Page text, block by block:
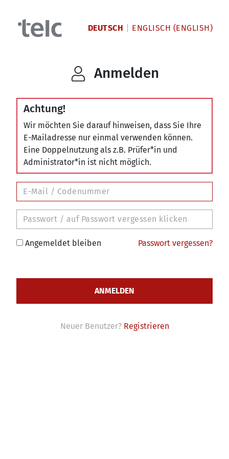
DEUTSCH ENGLISCH (ENGLISH)
Anmelden
Achtung!
Wir möchten Sie darauf hinweisen, dass Sie Ihre
E-Mailadresse nur einmal verwenden können.
Eine Doppelnutzung als z.B. Prüfer*in und
Administrator*in ist nicht möglich.
Angemeldet bleiben Passwort vergessen?
Neuer Benutzer? Registrieren